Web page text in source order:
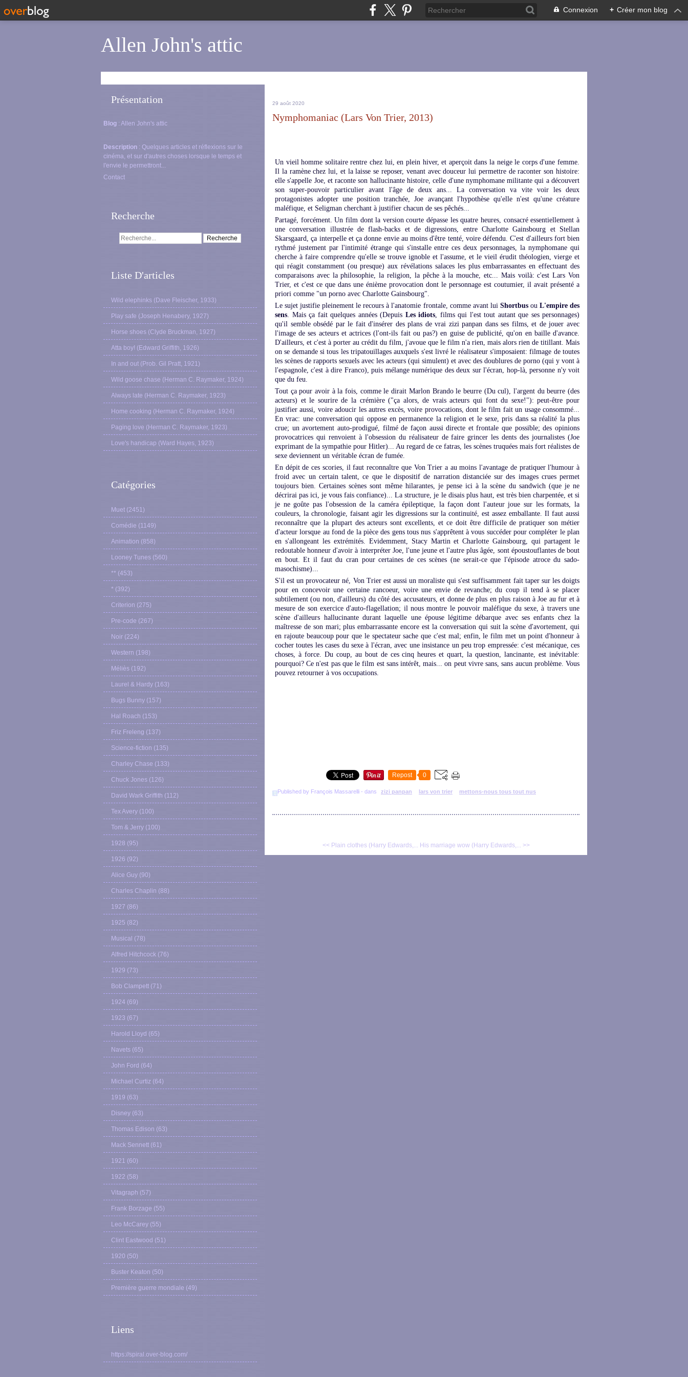
Connexion + Créer mon blog
Allen John's attic
Présentation
Blog : Allen John's attic
Description : Quelques articles et réflexions sur le
cinéma, et sur d'autres choses lorsque le temps et
l'envie le permettront...
Contact
Recherche
Liste D'articles
Wild elephinks (Dave Fleischer, 1933)
Play safe (Joseph Henabery, 1927)
Horse shoes (Clyde Bruckman, 1927)
Atta boy! (Edward Griffith, 1926)
In and out (Prob. Gil Pratt, 1921)
Wild goose chase (Herman C. Raymaker, 1924)
Always late (Herman C. Raymaker, 1923)
Home cooking (Herman C. Raymaker, 1924)
Paging love (Herman C. Raymaker, 1923)
Love's handicap (Ward Hayes, 1923)
Catégories
Muet (2451)
Comédie (1149)
Animation (858)
Looney Tunes (560)
** (453)
* (392)
Criterion (275)
Pre-code (267)
Noir (224)
Western (198)
Méliès (192)
Laurel & Hardy (163)
Bugs Bunny (157)
Hal Roach (153)
Friz Freleng (137)
Science-fiction (135)
Charley Chase (133)
Chuck Jones (126)
David Wark Griffith (112)
Tex Avery (100)
Tom & Jerry (100)
1928 (95)
1926 (92)
Alice Guy (90)
Charles Chaplin (88)
1927 (86)
1925 (82)
Musical (78)
Alfred Hitchcock (76)
1929 (73)
Bob Clampett (71)
1924 (69)
1923 (67)
Harold Lloyd (65)
Navets (65)
John Ford (64)
Michael Curtiz (64)
1919 (63)
Disney (63)
Thomas Edison (63)
Mack Sennett (61)
1921 (60)
1922 (58)
Vitagraph (57)
Frank Borzage (55)
Leo McCarey (55)
Clint Eastwood (51)
1920 (50)
Buster Keaton (50)
Première guerre mondiale (49)
Liens
https://spiral.over-blog.com/
29 août 2020
Nymphomaniac (Lars Von Trier, 2013)
Un vieil homme solitaire rentre chez lui, en plein hiver, et aperçoit dans la neige le corps d'une femme.
Il la ramène chez lui, et la laisse se reposer, venant avec douceur lui permettre de raconter son histoire:
elle s'appelle Joe, et raconte son hallucinante histoire, celle d'une nymphomane militante qui a découvert
son super-pouvoir particulier avant l'âge de deux ans... La conversation va vite voir les deux
protagonistes adopter une position tranchée, Joe avançant l'hypothèse qu'elle n'est qu'une créature
maléfique, et Seligman cherchant à justifier chacun de ses pêchés...
Partagé, forcément. Un film dont la version courte dépasse les quatre heures, consacré essentiellement à
une conversation illustrée de flash-backs et de digressions, entre Charlotte Gainsbourg et Stellan
Skarsgaard, ça interpelle et ça donne envie au moins d'être tenté, voire défendu. C'est d'ailleurs fort bien
rythmé justement par l'intimité étrange qui s'installe entre ces deux personnages, la nymphomane qui
cherche à faire comprendre qu'elle se trouve ignoble et l'assume, et le vieil érudit théologien, vierge et
qui réagit constamment (ou presque) aux révélations salaces les plus embarrassantes en effectuant des
comparaisons avec la philosophie, la religion, la pêche à la mouche, etc... Mais voilà: c'est Lars Von
Trier, et c'est ce que dans une énième provocation dont le personnage est coutumier, il avait présenté a
priori comme "un porno avec Charlotte Gainsbourg".
Le sujet justifie pleinement le recours à l'anatomie frontale, comme avant lui Shortbus ou L'empire des
sens. Mais ça fait quelques années (Depuis Les idiots, films qui l'est tout autant que ses personnages)
qu'il semble obsédé par le fait d'insérer des plans de vrai zizi panpan dans ses films, et de jouer avec
l'image de ses acteurs et actrices (l'ont-ils fait ou pas?) en guise de publicité, qu'on en baille d'avance.
D'ailleurs, et c'est à porter au crédit du film, j'avoue que le film n'a rien, mais alors rien de titillant. Mais
on se demande si tous les tripatouillages auxquels s'est livré le réalisateur s'imposaient: filmage de toutes
les scènes de rapports sexuels avec les acteurs (qui simulent) et avec des doublures de porno (qui y vont à
l'espagnole, c'est à dire Franco), puis mélange numérique des deux sur l'écran, hop-là, personne n'y voit
que du feu.
Tout ça pour avoir à la fois, comme le dirait Marlon Brando le beurre (Du cul), l'argent du beurre (des
acteurs) et le sourire de la crémière ("ça alors, de vrais acteurs qui font du sexe!"): peut-être pour
justifier aussi, voire adoucir les autres excès, voire provocations, dont le film fait un usage consommé...
En vrac: une conversation qui oppose en permanence la religion et le sexe, pris dans sa réalité la plus
crue; un avortement auto-prodigué, filmé de façon aussi directe et frontale que possible; des opinions
provocatrices qui renvoient à l'obsession du réalisateur de faire grincer les dents des journalistes (Joe
exprimant de la sympathie pour Hitler)... Au regard de ce fatras, les scènes truquées mais fort réalistes de
sexe deviennent un véritable écran de fumée.
En dépit de ces scories, il faut reconnaître que Von Trier a au moins l'avantage de pratiquer l'humour à
froid avec un certain talent, ce que le dispositif de narration distanciée sur des images crues permet
toujours bien. Certaines scènes sont même hilarantes, je pense ici à la scène du sandwich (que je ne
décrirai pas ici, je vous fais confiance)... La structure, je le disais plus haut, est très bien charpentée, et si
je ne goûte pas l'obsession de la caméra épileptique, la façon dont l'auteur joue sur les formats, la
couleurs, la chronologie, faisant agir les digressions sur la continuité, est assez emballante. Il faut aussi
reconnaître que la plupart des acteurs sont excellents, et ce doit être difficile de pratiquer son métier
d'acteur lorsque au fond de la pièce des gens tous nus s'apprêtent à vous succéder pour compléter le plan
en s'allongeant les extrémités. Evidemment, Stacy Martin et Charlotte Gainsbourg, qui partagent le
redoutable honneur d'avoir à interpréter Joe, l'une jeune et l'autre plus âgée, sont époustouflantes de bout
en bout. Et il faut du cran pour certaines de ces scènes (ne serait-ce que l'épisode atroce du sado-
masochisme)...
S'il est un provocateur né, Von Trier est aussi un moraliste qui s'est suffisamment fait taper sur les doigts
pour en concevoir une certaine rancoeur, voire une envie de revanche; du coup il tend à se placer
subtilement (ou non, d'ailleurs) du côté des accusateurs, et donne de plus en plus raison à Joe au fur et à
mesure de son exercice d'auto-flagellation; il nous montre le pouvoir maléfique du sexe, à travers une
scène d'ailleurs hallucinante durant laquelle une épouse légitime débarque avec ses enfants chez la
maîtresse de son mari; plus embarrassante encore est la conversation qui suit la scène d'avortement, qui
en rajoute beaucoup pour que le spectateur sache que c'est mal; enfin, le film met un point d'honneur à
cocher toutes les cases du sexe à l'écran, avec une insistance un peu trop empressée: c'est mécanique, ces
choses, à force. Du coup, au bout de ces cinq heures et quart, la question, lancinante, est inévitable:
pourquoi? Ce n'est pas que le film est sans intérêt, mais... on peut vivre sans, sans aucun problème. Vous
pouvez retourner à vos occupations.
Repost 0
Published by François Massarelli - dans zizi panpan lars von trier mettons-nous tous tout nus
<< Plain clothes (Harry Edwards,... His marriage wow (Harry Edwards,... >>